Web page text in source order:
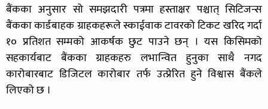
बैंकका अनुसार सो समझदारी पत्रमा हस्ताक्षर पश्चात् सिटिजन्स
बैंकका कार्डबाहक ग्राहकहरूले स्काईवाक टावरको टिकट खरिद गर्दा
१० प्रतिशत सम्मको आकर्षक छुट पाउने छन् । यस किसिमको
सहकार्यबाट बैंकका ग्राहकहरु लभान्वित हुनुका साथै नगद
कारोबारबाट डिजिटल कारोबार तर्फ उत्प्रेरित हुने विश्वास बैंकले
लिएको छ ।